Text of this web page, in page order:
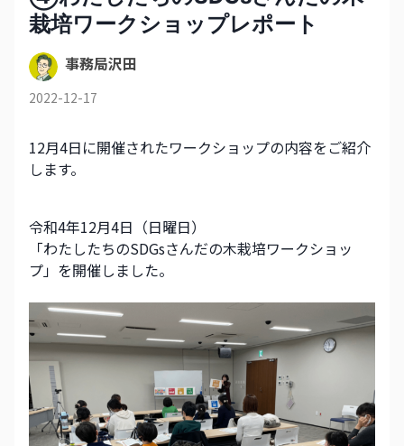
栽培ワークショップレポート
事務局沢田
2022-12-17
12月4日に開催されたワークショップの内容をご紹介
します。
令和4年12月4日（日曜日）
「わたしたちのSDGsさんだの木栽培ワークショッ
プ」を開催しました。